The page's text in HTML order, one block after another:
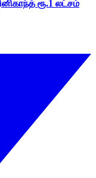
ரூ.1 லட்சம்